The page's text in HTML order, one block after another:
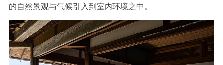
的自然景观与气候引入到室内环境之中。